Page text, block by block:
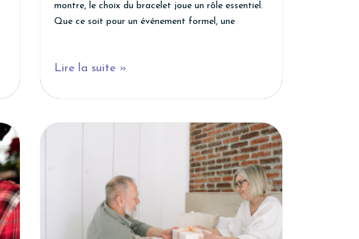
montre, le choix du bracelet joue un rôle essentiel.
Que ce soit pour un événement formel, une
Lire la suite »